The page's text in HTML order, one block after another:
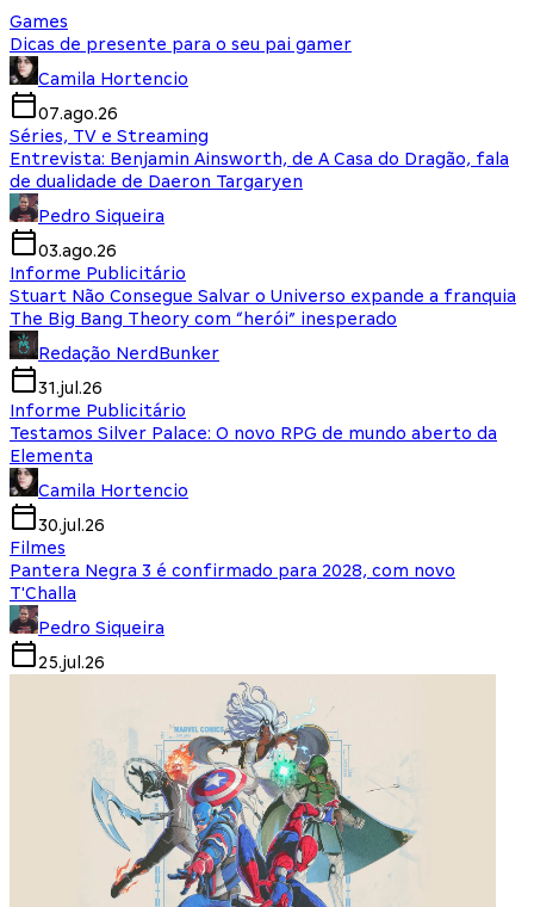
Games
Dicas de presente para o seu pai gamer
Camila Hortencio
07.ago.26
Séries, TV e Streaming
Entrevista: Benjamin Ainsworth, de A Casa do Dragão, fala
de dualidade de Daeron Targaryen
Pedro Siqueira
03.ago.26
Informe Publicitário
Stuart Não Consegue Salvar o Universo expande a franquia
The Big Bang Theory com “herói” inesperado
Redação NerdBunker
31.jul.26
Informe Publicitário
Testamos Silver Palace: O novo RPG de mundo aberto da
Elementa
Camila Hortencio
30.jul.26
Filmes
Pantera Negra 3 é confirmado para 2028, com novo
T'Challa
Pedro Siqueira
25.jul.26